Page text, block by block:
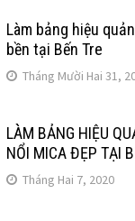
Làm bảng hiệu
bền tại Bến Tre
Tháng Mười Hai 31,
LÀM BẢNG HIỆU
NỔI MICA ĐẸP TẠI
Tháng Hai 7, 2020